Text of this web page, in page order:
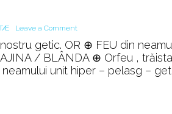
Leave a Commenton
Geticum
◊◊◊◊◊
OR
getic. OR ⊕ FEU din
/ BLÂNDA ⊕ Orfeu ,
unit hiper – pelasg –